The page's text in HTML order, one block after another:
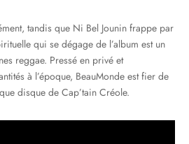
tandis que Ni Bel Jounin frappe par
qui se dégage de l’album est un
reggae. Pressé en privé et
à l’époque, BeauMonde est fier de
disque de Cap’tain Créole.